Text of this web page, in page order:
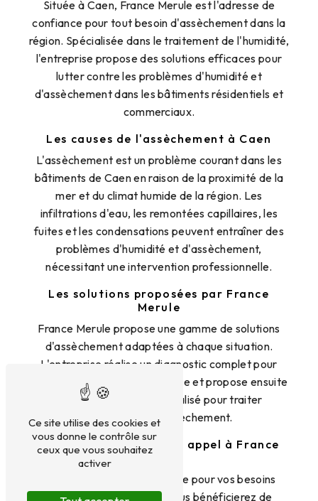
Située à Caen, France Merule est l'adresse de
confiance pour tout besoin d'assèchement dans la
région. Spécialisée dans le traitement de l'humidité,
l'entreprise propose des solutions efficaces pour
lutter contre les problèmes d'humidité et
d'assèchement dans les bâtiments résidentiels et
commerciaux.
Les causes de l'assèchement à Caen
L'assèchement est un problème courant dans les
bâtiments de Caen en raison de la proximité de la
mer et du climat humide de la région. Les
infiltrations d'eau, les remontées capillaires, les
fuites et les condensations peuvent entraîner des
problèmes d'humidité et d'assèchement,
nécessitant une intervention professionnelle.
Les solutions proposées par France
Merule
France Merule propose une gamme de solutions
d'assèchement adaptées à chaque situation.
L'entreprise réalise un diagnostic complet pour
identifier la source du problème et propose ensuite
un plan d'action personnalisé pour traiter
efficacement l'assèchement.
Les avantages de faire appel à France
Merule
En choisissant France Merule pour vos besoins
d'assèchement à Caen, vous bénéficierez de
Ce site utilise des cookies et
vous donne le contrôle sur
ceux que vous souhaitez
activer